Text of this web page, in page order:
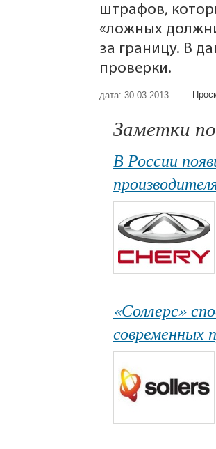
штрафов,
«ложных
за границу. В
проверки.
дата: 30.03.2013
Заметки
В России
«Соллерс»
современных